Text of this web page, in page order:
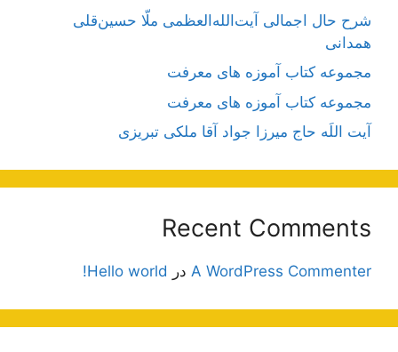
شرح حال اجمالی آیت‌الله‌العظمی ملّا حسین‌قلی
همدانی
مجموعه کتاب آموزه های معرفت
مجموعه کتاب آموزه های معرفت
آیت اللَه حاج میرزا جواد آقا ملکی تبریزی
Recent Comments
A WordPress Commenter در Hello world!